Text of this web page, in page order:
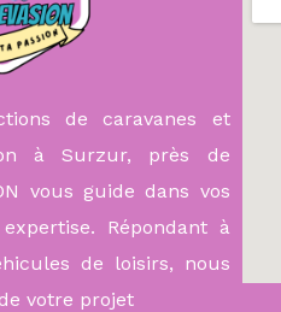
de caravanes et
à Surzur, près de
vous guide dans vos
Répondant à
de loisirs, nous
votre projet